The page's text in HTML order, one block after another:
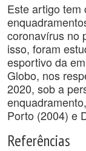
Este artigo tem
coronavírus no
isso, foram
esportivo da
Globo, nos
2020, sob a
Porto (2004) e
Referências